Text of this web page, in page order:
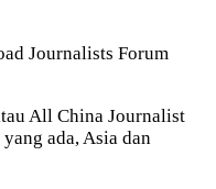
Journalists Forum
All China Journalist
ada, Asia dan